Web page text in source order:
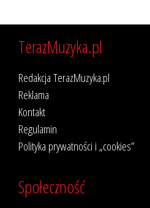
TerazMuzyka.pl
Redakcja TerazMuzyka.pl
Reklama
Kontakt
Regulamin
Polityka prywatności i „cookies”
Społeczność